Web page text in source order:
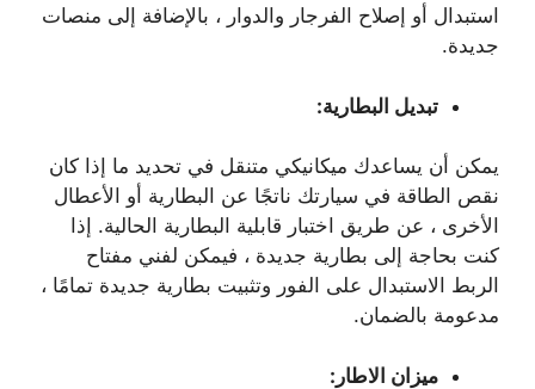
استبدال أو إصلاح الفرجار والدوار ، بالإضافة إلى منصات
جديدة.
تبديل البطارية:
يمكن أن يساعدك ميكانيكي متنقل في تحديد ما إذا كان
نقص الطاقة في سيارتك ناتجًا عن البطارية أو الأعطال
الأخرى ، عن طريق اختبار قابلية البطارية الحالية. إذا
كنت بحاجة إلى بطارية جديدة ، فيمكن لفني مفتاح
الربط الاستبدال على الفور وتثبيت بطارية جديدة تمامًا ،
مدعومة بالضمان.
ميزان الاطار: